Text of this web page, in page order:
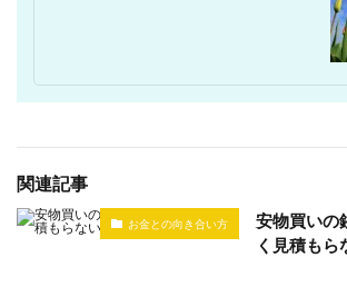
関連記事
お金との向き合い方
安物買いの
く見積もら